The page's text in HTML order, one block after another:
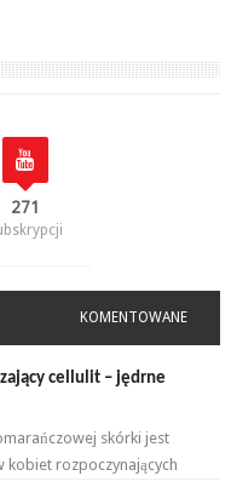
271
KOMENTOWANE
cellulit – jędrne
skórki jest
kobiet rozpoczynających